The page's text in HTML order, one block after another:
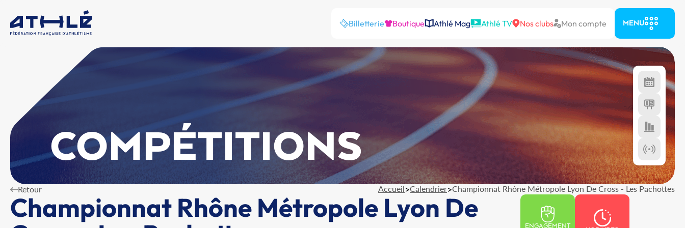
Billetterie Boutique Athlé Mag Athlé TV Nos clubs Mon compte MENU
COMPÉTITIONS
Retour Accueil>Calendrier>Championnat Rhône Métropole Lyon De Cross - Les Pachottes
Championnat Rhône Métropole Lyon De
ENGAGEMENT